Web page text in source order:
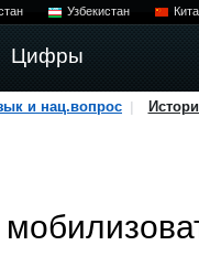
Узбекистан
Цифры
и нац.вопрос